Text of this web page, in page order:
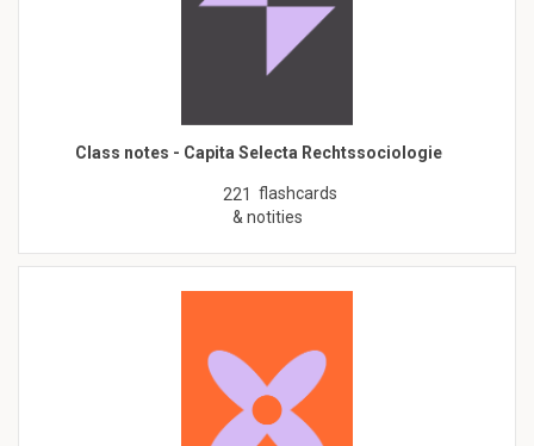
Class notes - Capita Selecta Rechtssociologie
221 flashcards
& notities